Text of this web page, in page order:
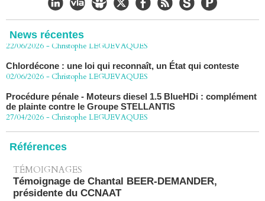
News récentes
CHLORDÉCONE Déclaration de Me Christophe
22/06/2026 -Christophe LEGUEVAQUES
02/06/2026 -Christophe LEGUEVAQUES
de plainte contre le Groupe STELLANTIS
27/04/2026 -Christophe LEGUEVAQUES
07/04/2026 -Christophe LEGUEVAQUES
Références
TÉMOIGNAGES
Témoignage de Chantal BEER-DEMANDER,
présidente du CCNAAT